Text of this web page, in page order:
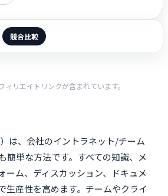
競合比較
リエイトリンクが含まれています。
は、会社のイントラネット/チーム
簡単な方法です。すべての知識、メ
ーム、ディスカッション、ドキュメ
生産性を高めます。チームやクライ